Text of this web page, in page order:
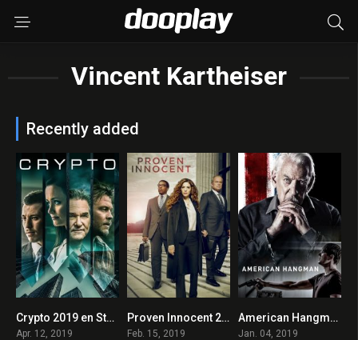
Vincent Kartheiser
Recently added
5.3
Crypto 2019 en Streaming HD Gratuit !
Apr. 12, 2019
7.2Proven Innocent 2019 en Streaming HD Gratuit !
Feb. 15, 2019
5.9American Hangman 2019 en Streaming HD Gratuit !
Jan. 04, 2019